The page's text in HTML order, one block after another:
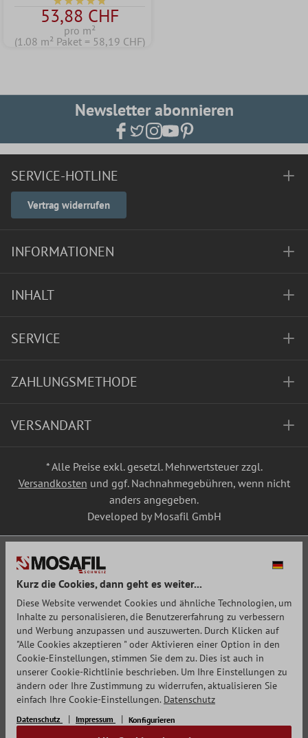
Durchschnittliche Bewertung von 4.8 von 5 Sternen
53,88 CHF
pro m²
(1.08 m² Paket = 58,19 CHF)
Newsletter abonnieren
SERVICE-HOTLINE
Vertrag widerrufen
INFORMATIONEN
INHALT
SERVICE
ZAHLUNGSMETHODE
VERSANDART
* Alle Preise exkl. gesetzl. Mehrwertsteuer zzgl.
Versandkosten und ggf. Nachnahmegebühren, wenn nicht
anders angegeben.
Developed by Mosafil GmbH
Kurz die Cookies, dann geht es weiter...
Diese Website verwendet Cookies und ähnliche Technologien, um
Inhalte zu personalisieren, die Benutzererfahrung zu verbessern
und Werbung anzupassen und auszuwerten. Durch Klicken auf
"Alle Cookies akzeptieren " oder Aktivieren einer Option in den
Cookie-Einstellungen, stimmen Sie dem zu. Dies ist auch in
unserer Cookie-Richtlinie beschrieben. Um Ihre Einstellungen zu
ändern oder Ihre Zustimmung zu widerrufen, aktualisieren Sie
einfach Ihre Cookie-Einstellungen. Datenschutz
Datenschutz Impressum Konfigurieren